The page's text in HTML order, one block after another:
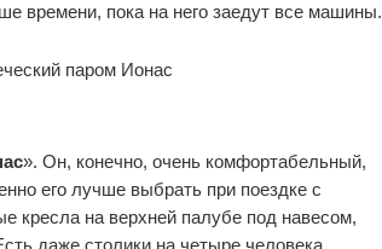
времени, пока на него заедут все машины.
». Он, конечно, очень комфортабельный,
его лучше выбрать при поездке с
кресла на верхней палубе под навесом,